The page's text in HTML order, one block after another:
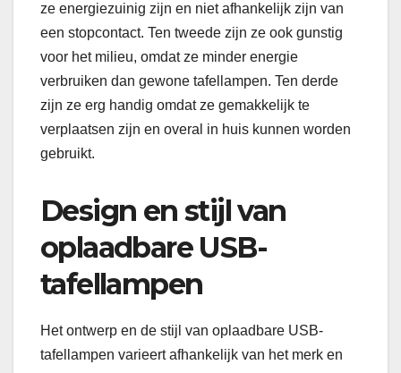
ze energiezuinig zijn en niet afhankelijk zijn van
een stopcontact. Ten tweede zijn ze ook gunstig
voor het milieu, omdat ze minder energie
verbruiken dan gewone tafellampen. Ten derde
zijn ze erg handig omdat ze gemakkelijk te
verplaatsen zijn en overal in huis kunnen worden
gebruikt.
Design en stijl van
oplaadbare USB-
tafellampen
Het ontwerp en de stijl van oplaadbare USB-
tafellampen varieert afhankelijk van het merk en